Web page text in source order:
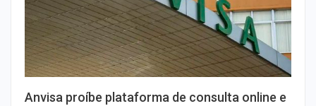
Anvisa proíbe plataforma de consulta online e